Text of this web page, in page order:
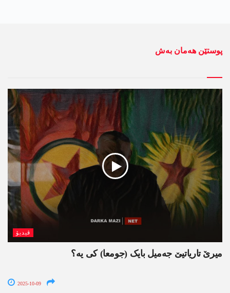
پوستێن ھەمان بەش
ڤیدیۆ
میرێ تاریاتیێ جەمیل بایک (جومعا) کی یە؟
2025-10-09